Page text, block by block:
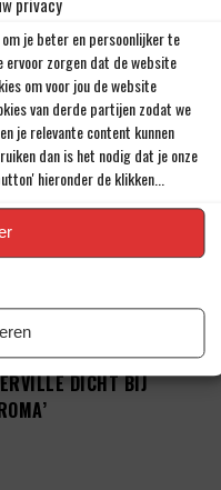
je beter en persoonlijker te
ervoor zorgen dat de website
om voor jou de website
van derde partijen zodat we
je relevante content kunnen
dan is het nodig dat je onze
hieronder de klikken...
VOOR
AVONTUUR’
BRENGT FEYENOORD
HWANG ZET LOOPBAAN
DICHT BIJ